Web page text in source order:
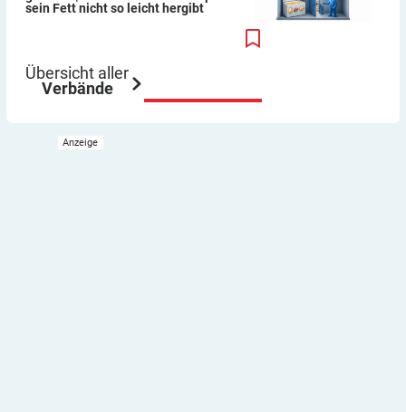
sein Fett nicht so leicht hergibt
Übersicht aller
Verbände